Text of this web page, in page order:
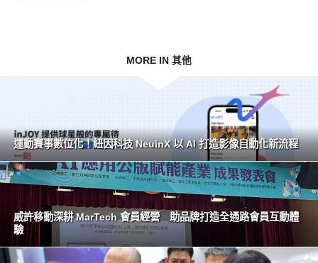
MORE IN 其他
運動賽事數位化！紐因科技 NeuinX 以 AI 打造影像自動化新流程
威許移動深耕 MarTech 會員經營 助品牌打造全通路會員互動體
驗